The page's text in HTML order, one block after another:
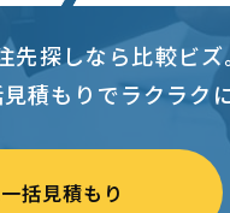
探しなら比較ビズ
積もりでラクラク
括見積もり